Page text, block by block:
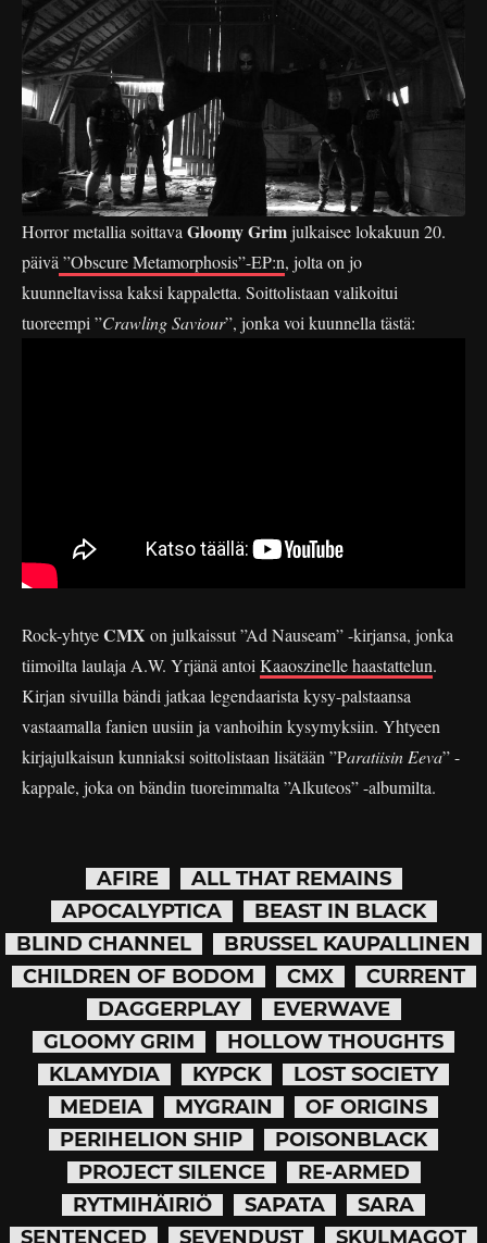
Horror metallia soittava Gloomy Grimjulkaisee lokakuun 20.
päivä ”Obscure Metamorphosis”-EP:n, jolta on jo
kuunneltavissa kaksi kappaletta. Soittolistaan valikoitui
tuoreempi ”Crawling Saviour”, jonka voi kuunnella tästä:
Rock-yhtyeCMX on julkaissut ”Ad Nauseam” -kirjansa, jonka
tiimoilta laulaja A.W. Yrjänä antoi Kaaoszinelle haastattelun.
Kirjan sivuilla bändi jatkaa legendaarista kysy-palstaansa
vastaamalla fanien uusiin ja vanhoihin kysymyksiin. Yhtyeen
kirjajulkaisun kunniaksi soittolistaan lisätään ”Paratiisin Eeva” -
kappale, joka on bändin tuoreimmalta ”Alkuteos” -albumilta.
AFIRE
ALL THAT REMAINS
APOCALYPTICA
BEAST IN BLACK
BLIND CHANNEL
BRUSSEL KAUPALLINEN
CHILDREN OF BODOM
CMX
CURRENT
DAGGERPLAY
EVERWAVE
GLOOMY GRIM
HOLLOW THOUGHTS
KLAMYDIA
KYPCK
LOST SOCIETY
MEDEIA
MYGRAIN
OF ORIGINS
PERIHELION SHIP
POISONBLACK
PROJECT SILENCE
RE-ARMED
RYTMIHÄIRIÖ
SAPATA
SARA
SENTENCED
SEVENDUST
SKULMAGOT